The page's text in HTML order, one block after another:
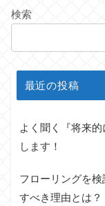
検索
最近の投稿
よく聞く『将来
します！
フローリングを
すべき理由とは？